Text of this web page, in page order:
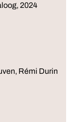
2024
Rémi Durin